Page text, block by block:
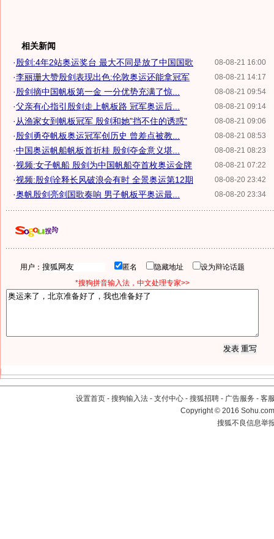
相关新闻
08-08-21 16:00
·殷剑:4年2站奥运奖台 最大不同是放了中国国歌
08-08-21 14:17
·李丽珊大赞殷剑表现出色:伦敦奥运还能拿冠军
08-08-21 09:54
·殷剑摘中国帆板第一金 一分优势充满了惊...
08-08-21 09:14
·父亲有心指引殷剑走上帆板路 冠军奥运后...
08-08-21 09:06
· 从渔家女到帆板冠军 殷剑和她"挡不住的诱惑"
08-08-21 08:53
·殷剑勇夺帆板奥运冠军创历史 曾差点被教...
08-08-21 08:23
·中国奥运帆船帆板首折桂 殷剑夺金意义堪...
08-08-21 07:22
·视频:女子帆船 殷剑为中国帆船夺首枚奥运金牌
08-08-20 23:42
·视频:殷剑诠释长风破浪会有时 全景奥运第12期
08-08-20 23:34
·奥帆殷剑亮剑国歌奏响 男子帆板平奥运最...
用户： 匿名 隐藏地址
设为辩论话题
*搜狗拼音输入法，中文处理专家>>
设置首页 - 搜狗输入法 - 支付中心 - 搜狐招聘 - 广告服务 - 客
Copyright©2016
搜狐不良信息举